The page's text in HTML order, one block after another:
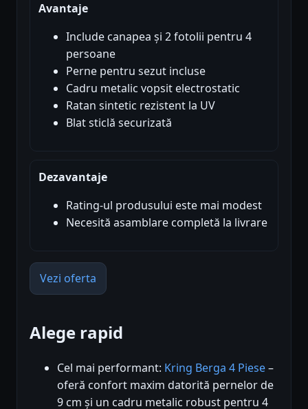
Avantaje
Include canapea și 2 fotolii pentru 4
persoane
Perne pentru sezut incluse
Cadru metalic vopsit electrostatic
Ratan sintetic rezistent la UV
Blat sticlă securizată
Dezavantaje
Rating-ul produsului este mai modest
Necesită asamblare completă la livrare
Vezi oferta
Alege rapid
Cel mai performant: Kring Berga 4 Piese–
oferă confort maxim datorită pernelor de
9 cm și un cadru metalic robust pentru 4